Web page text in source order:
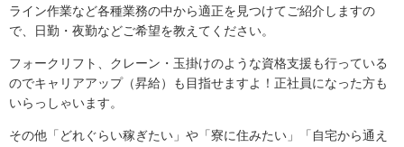
ライン作業など各種業務の中から適正を見つけてご紹介しますの
で、日勤・夜勤などご希望を教えてください。
フォークリフト、クレーン・玉掛けのような資格支援も行っている
のでキャリアアップ（昇給）も目指せますよ！正社員になった方も
いらっしゃいます。
その他「どれぐらい稼ぎたい」や「寮に住みたい」「自宅から通え